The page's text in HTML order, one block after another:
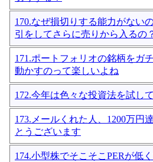
170.なぜ損切りする能力がない
引をしてさらに売りから入るの
171.ポートフォリオの銘柄をガ
動かすのって楽しいよね
172.今年は色々な投資法を試し
173.メールくれた人、1200万円
とうございます
174.小型株でそこそこPERが低